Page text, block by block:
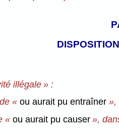
illégale » :
« ou aurait pu entraîner »,
« ou aurait pu causer»,